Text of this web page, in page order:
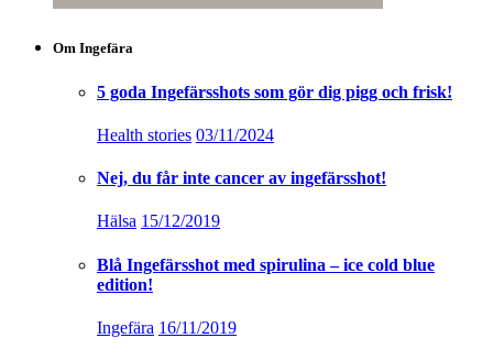
Om Ingefära
5 goda Ingefärsshots som gör dig pigg och frisk!
Health stories 03/11/2024
Nej, du får inte cancer av ingefärsshot!
Hälsa 15/12/2019
Blå Ingefärsshot med spirulina – ice cold blue
edition!
Ingefära 16/11/2019